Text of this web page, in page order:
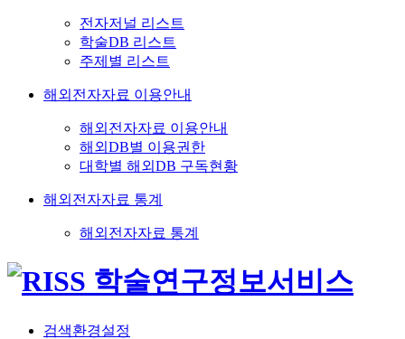
전자저널 리스트
학술DB 리스트
주제별 리스트
해외전자자료 이용안내
해외전자자료 이용안내
해외DB별 이용권한
대학별 해외DB 구독현황
해외전자자료 통계
해외전자자료 통계
검색환경설정